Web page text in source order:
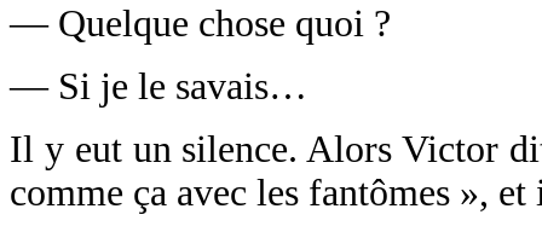
— Quelque chose quoi ?
— Si je le savais…
Il y eut un silence. Alors Victor
comme ça avec les fantômes »,